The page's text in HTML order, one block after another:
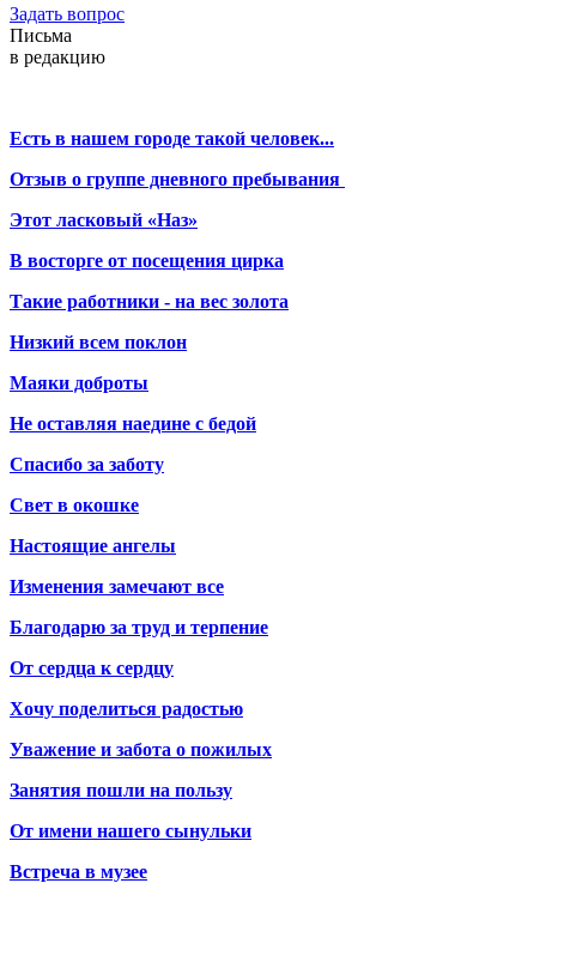
Задать вопрос
Письма
в редакцию
Есть в нашем городе такой человек...
Отзыв о группе дневного пребывания
Этот ласковый «Наз»
В восторге от посещения цирка
Такие работники - на вес золота
Низкий всем поклон
Маяки доброты
Не оставляя наедине с бедой
Спасибо за заботу
Свет в окошке
Настоящие ангелы
Изменения замечают все
Благодарю за труд и терпение
От сердца к сердцу
Хочу поделиться радостью
Уважение и забота о пожилых
Занятия пошли на пользу
От имени нашего сынульки
Встреча в музее